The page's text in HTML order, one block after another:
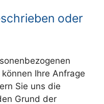
oder
Ihre Anfrage
Sie uns die
Grund der